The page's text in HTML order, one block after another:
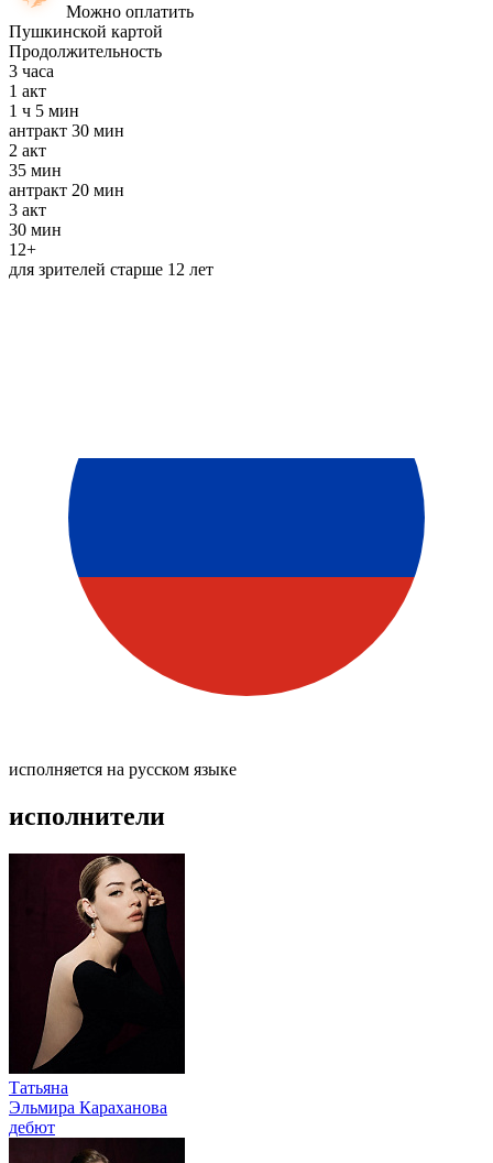
Можно оплатить
Пушкинской картой
Продолжительность
3 часа
1 акт
1 ч 5 мин
антракт 30 мин
2 акт
35 мин
антракт 20 мин
3 акт
30 мин
12+
для зрителей старше 12 лет
исполняется на русском языке
исполнители
Татьяна
Эльмира Караханова
дебют